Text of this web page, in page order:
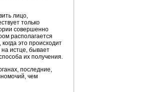
лицо,
только
совершенно
располагается
это происходит
истце, бывает
их получения.
последние,
чем